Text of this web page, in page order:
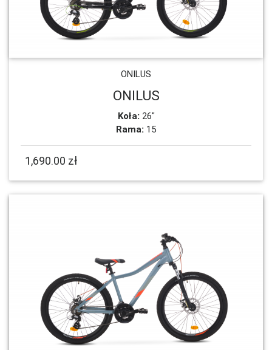
ONILUS
ONILUS
Koła: 26"
Rama: 15
1,690.00 zł